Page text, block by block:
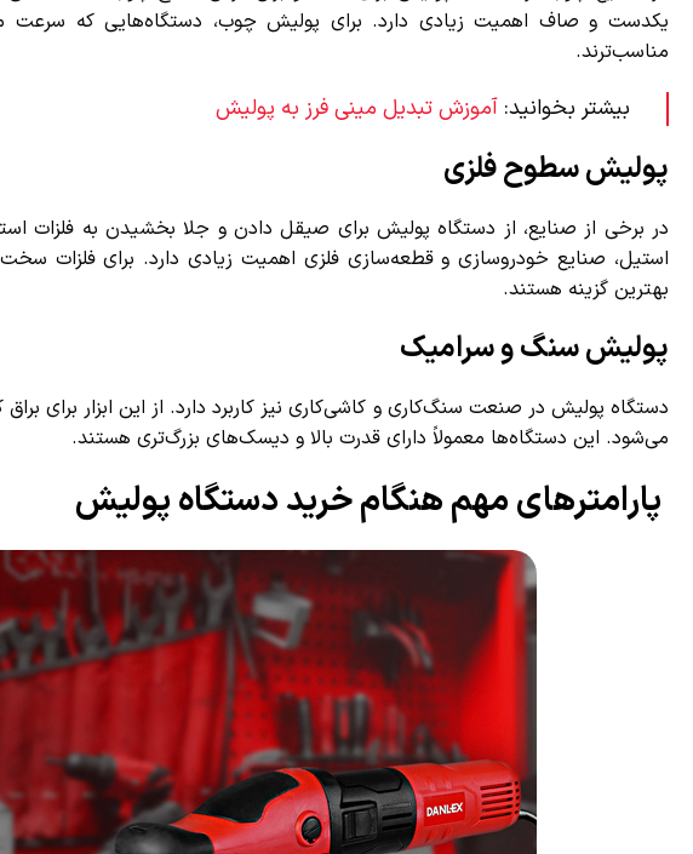
یکدست و صاف اهمیت زیادی دارد. برای پولیش چوب، دستگاه‌هایی که سرعت
مناسب‌ترند.
بیشتر بخوانید:آموزش تبدیل مینی فرز به پولیش
پولیش سطوح فلزی
در برخی از صنایع، از دستگاه پولیش برای صیقل دادن و جلا بخشیدن به فلزات
استیل، صنایع خودروسازی و قطعه‌سازی فلزی اهمیت زیادی دارد. برای فلزات
بهترین گزینه هستند.
پولیش سنگ و سرامیک
دستگاه پولیش در صنعت سنگ‌کاری و کاشی‌کاری نیز کاربرد دارد. از این ابزار برای
می‌شود. این دستگاه‌ها معمولاً دارای قدرت بالا و دیسک‌های بزرگ‌تری هستند.
پارامترهای مهم هنگام خرید دستگاه پولیش